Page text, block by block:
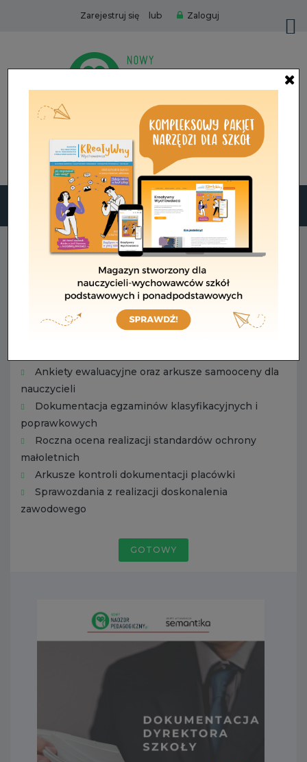
Zarejestruj się lub Zaloguj
Pakiet MAJ 2026
Podsumowanie roku szkolnego. Obowiązkowa
ocena standardów ochrony małoletnich w 2026.
Ankiety ewaluacyjne oraz arkusze samooceny dla
nauczycieli
Dokumentacja egzaminów klasyfikacyjnych i
poprawkowych
Roczna ocena realizacji standardów ochrony
małoletnich
Arkusze kontroli dokumentacji placówki
Sprawozdania z realizacji doskonalenia
zawodowego
GOTOWY